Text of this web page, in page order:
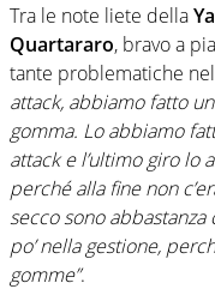
Tra le note liete della
Quartararo, bravo a
tante problematiche
attack, abbiamo fatto
gomma. Lo abbiamo
attack e l’ultimo giro lo
perché alla fine non
secco sono
po’ nella gestione,
gomme”.